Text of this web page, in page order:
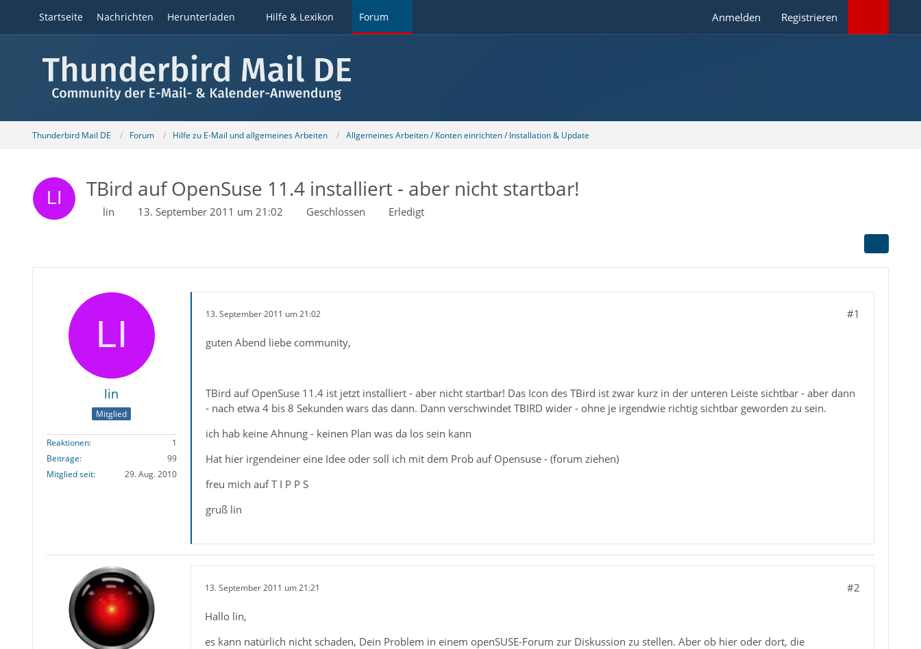
Startseite Nachrichten Herunterladen Hilfe & Lexikon Forum Anmelden Registrieren
Thunderbird Mail DE Forum Hilfe zu E-Mail und allgemeines Arbeiten Allgemeines Arbeiten / Konten einrichten / Installation & Update
TBird auf OpenSuse 11.4 installiert - aber nicht startbar!
lin 13. September 2011 um 21:02 Geschlossen Erledigt
lin
Mitglied
Reaktionen
1
Beiträge
99
Mitglied seit
29. Aug. 2010
13. September 2011 um 21:02 #1
guten Abend liebe community,
TBird auf OpenSuse 11.4 ist jetzt installiert - aber nicht startbar! Das Icon des TBird ist zwar kurz in der unteren Leiste sichtbar - aber dann
- nach etwa 4 bis 8 Sekunden wars das dann. Dann verschwindet TBIRD wider - ohne je irgendwie richtig sichtbar geworden zu sein.
ich hab keine Ahnung - keinen Plan was da los sein kann
Hat hier irgendeiner eine Idee oder soll ich mit dem Prob auf Opensuse - (forum ziehen)
freu mich auf T I P P S
gruß lin
13. September 2011 um 21:21 #2
Hallo lin,
es kann natürlich nicht schaden, Dein Problem in einem openSUSE-Forum zur Diskussion zu stellen. Aber ob hier oder dort, die